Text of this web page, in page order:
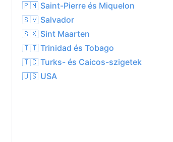
24.1°C
75%
26.3 kph
🇵🇲 Saint-Pierre és Miquelon
🇸🇻 Salvador
🇸🇽 Sint Maarten
🇹🇹 Trinidad és Tobago
🇹🇨 Turks- és Caicos-szigetek
🇺🇸 USA